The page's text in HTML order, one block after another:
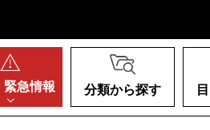
緊急情報 分類から探す